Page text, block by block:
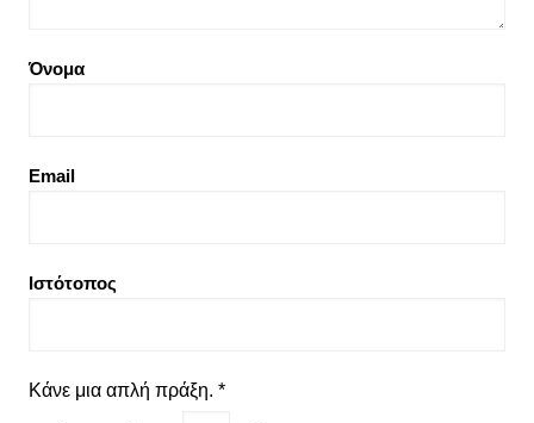
Όνομα
Email
Ιστότοπος
Κάνε μια απλή πράξη. *